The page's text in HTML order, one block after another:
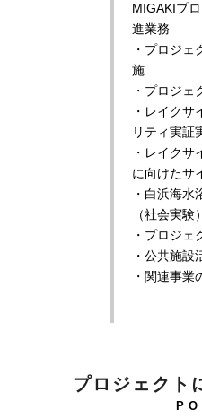
MIGAKIプ
進業務
・プロジ
施
・プロジェ
・レイク
リティ実証
・レイク
に向けたサ
・白浜海
（社会実験
・プロジェ
・公共施
・関連事業
プロジェクト